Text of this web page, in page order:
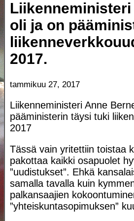
oli ja on
2017.
tammikuu 27, 2017
Liikenneministeri Anne
pääministerin täysi tuki
2017
Tässä vain yritettiin toistaa
pakottaa kaikki osapuolet
”uudistukset”. Ehkä
samalla tavalla kuin
palkansaajien
”yhteiskuntasopimuksen”